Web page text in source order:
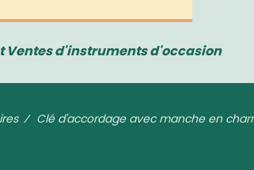
Ventes d'instruments d'occasion
Clé d'accordage avec manche en